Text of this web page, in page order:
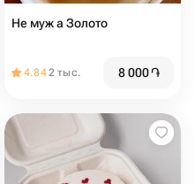
Не муж а Золото
4.842 тыс. 8 000֏